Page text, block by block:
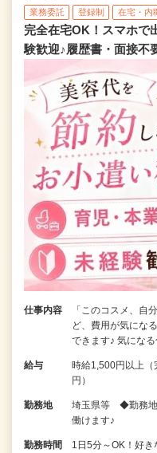
業務委託 登録制 在宅・内
完全在宅OK！スマホで
験歓迎♪履歴書・面接不
仕事内容
「このコスメ、自
ど、費用が気にな
できます♪ 気にな
給与
時給1,500円以上
円）
勤務地
埼玉県等 ◆勤務地
働けます♪
勤務時間
1日5分～OK！好